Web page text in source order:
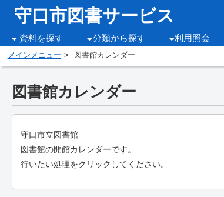
守口市図書サービス
資料を探す 分類から探す 利用照会
メインメニュー 図書館カレンダー
図書館カレンダー
守口市立図書館
図書館の開館カレンダーです。
行いたい処理をクリックしてください。